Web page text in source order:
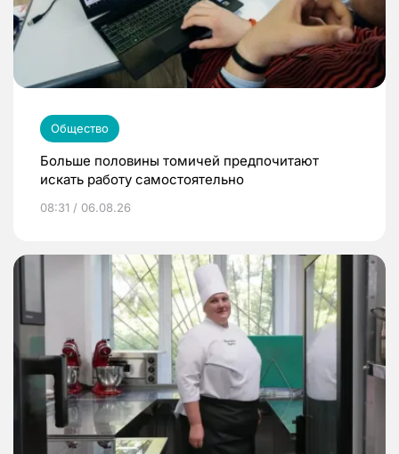
Общество
Больше половины томичей предпочитают
искать работу самостоятельно
08:31 / 06.08.26